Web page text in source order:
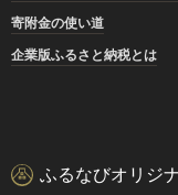
寄附金の使い道
企業版ふるさと納税とは
ふるなびオリジ